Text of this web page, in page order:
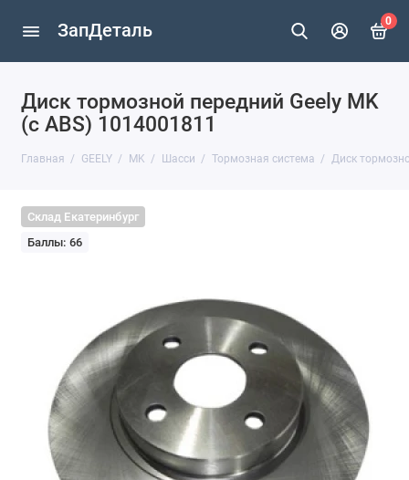
ЗапДеталь 0
Диск тормозной передний Geely MK
(с АBS) 1014001811
Главная GEELY MK Шасси Тормозная система Диск
Склад Екатеринбург
Баллы: 66